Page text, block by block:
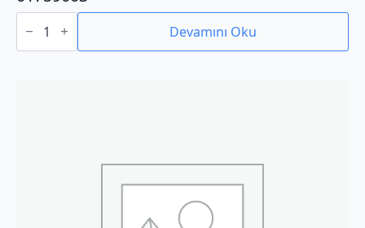
01759003
adet Devamını Oku